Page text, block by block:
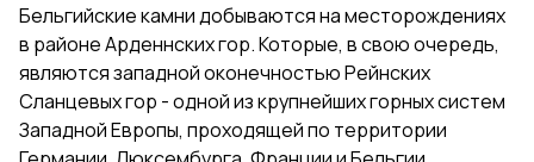
Бельгийские камни добываются на месторождениях
в районе Арденнских гор. Которые, в свою очередь,
являются западной оконечностью Рейнских
Сланцевых гор - одной из крупнейших горных систем
Западной Европы, проходящей по территории